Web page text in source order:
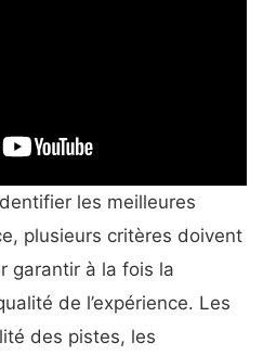
les meilleures
plusieurs critères doivent
garantir à la fois la
de l’expérience. Les
des pistes, les